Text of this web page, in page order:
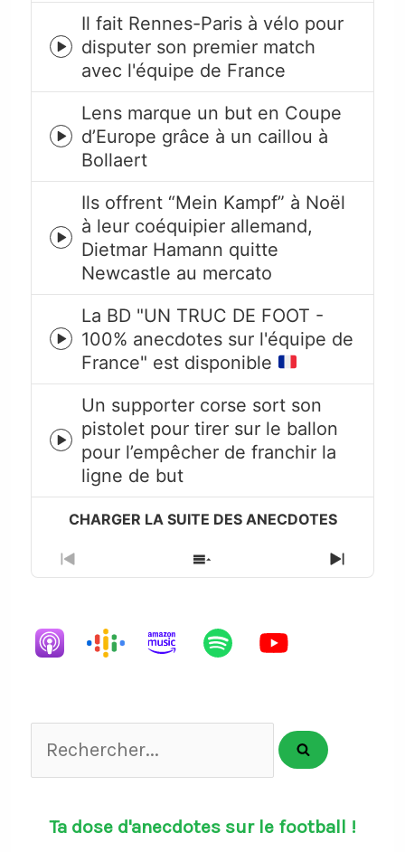
Episode
play
icon
Il fait Rennes-Paris à vélo pour
disputer son premier match
avec l'équipe de France
Episode
play
icon
Lens marque un but en Coupe
d’Europe grâce à un caillou à
Bollaert
Episode
play
icon
Ils offrent “Mein Kampf” à Noël
à leur coéquipier allemand,
Dietmar Hamann quitte
Newcastle au mercato
Episode
play
icon
La BD "UN TRUC DE FOOT -
100% anecdotes sur l'équipe de
France" est disponible
Episode
play
icon
Un supporter corse sort son
pistolet pour tirer sur le ballon
pour l’empêcher de franchir la
ligne de but
Previous
Episode
Show
Episodes
Next
Episode
Rechercher...
Ta dose d'anecdotes sur le football !